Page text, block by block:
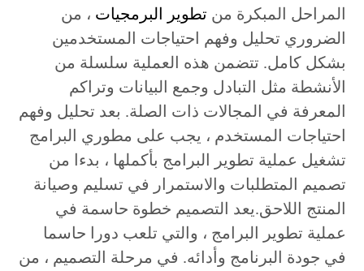
المراحل المبكرة من تطوير البرمجيات ، من
الضروري تحليل وفهم احتياجات المستخدمين
بشكل كامل. تتضمن هذه العملية سلسلة من
الأنشطة مثل التبادل وجمع البيانات وتراكم
المعرفة في المجالات ذات الصلة. بعد تحليل وفهم
احتياجات المستخدم ، يجب على مطوري البرامج
تشغيل عملية تطوير البرامج بأكملها ، بدءا من
تصميم المتطلبات والاستمرار في تسليم وصيانة
المنتج اللاحق.يعد التصميم خطوة حاسمة في
عملية تطوير البرامج ، والتي تلعب دورا حاسما
في جودة البرنامج وأدائه. في مرحلة التصميم ، من